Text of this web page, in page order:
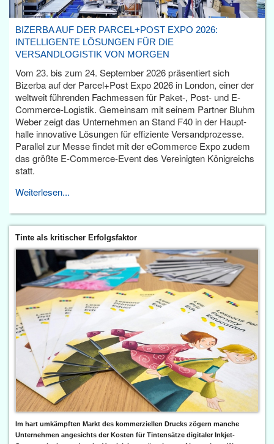
BIZERBA AUF DER PARCEL+POST EXPO 2026:
INTELLIGENTE LÖSUNGEN FÜR DIE
VERSANDLOGISTIK VON MORGEN
Vom 23. bis zum 24. September 2026 präsentiert sich
Bizerba auf der Parcel+Post Expo 2026 in London, einer der
weltweit führenden Fachmessen für Paket-, Post- und E-
Commerce-Logistik. Gemeinsam mit seinem Partner Bluhm
Weber zeigt das Unternehmen an Stand F40 in der Haupt­
halle innovative Lösungen für effiziente Versandprozesse.
Parallel zur Messe findet mit der eCommerce Expo zudem
das größte E-Commerce-Event des Vereinigten Königreichs
statt.
Weiterlesen...
Tinte als kritischer Erfolgsfaktor
Im hart umkämpften Markt des kommerziellen Drucks zögern manche
Unternehmen angesichts der Kosten für Tintensätze digitaler Inkjet-